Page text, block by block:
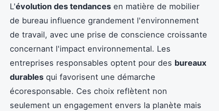
L'évolution des tendances en matière de mobilier
de bureau influence grandement l'environnement
de travail, avec une prise de conscience croissante
concernant l'impact environnemental. Les
entreprises responsables optent pour des bureaux
durables qui favorisent une démarche
écoresponsable. Ces choix reflètent non
seulement un engagement envers la planète mais